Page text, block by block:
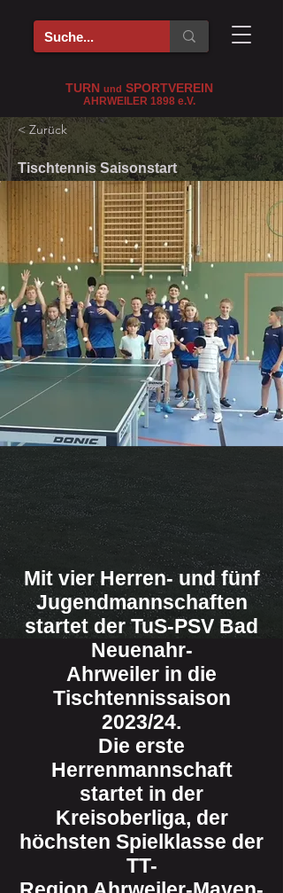
TURN und SPORTVEREIN
AHRWEILER 1898 e.V.
< Zurück
Tischtennis Saisonstart
Mit vier Herren- und fünf
Jugendmannschaften
startet der TuS-PSV Bad
Neuenahr-
Ahrweiler in die
Tischtennissaison
2023/24.
Die erste
Herrenmannschaft
startet in der
Kreisoberliga, der
höchsten Spielklasse der
TT-